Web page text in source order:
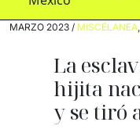
MARZO 2023 / MISCÉLANEA,
La
hijita
y se tiró